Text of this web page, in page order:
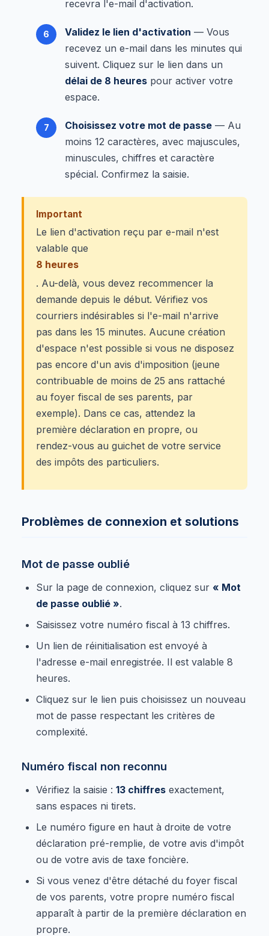
recevra l'e-mail d'activation.
Validez le lien d'activation — Vous
recevez un e-mail dans les minutes qui
suivent. Cliquez sur le lien dans un
délai de 8 heures pour activer votre
espace.
Choisissez votre mot de passe — Au
moins 12 caractères, avec majuscules,
minuscules, chiffres et caractère
spécial. Confirmez la saisie.
Important
Le lien d'activation reçu par e-mail n'est
valable que
8 heures
. Au-delà, vous devez recommencer la
demande depuis le début. Vérifiez vos
courriers indésirables si l'e-mail n'arrive
pas dans les 15 minutes. Aucune création
d'espace n'est possible si vous ne disposez
pas encore d'un avis d'imposition (jeune
contribuable de moins de 25 ans rattaché
au foyer fiscal de ses parents, par
exemple). Dans ce cas, attendez la
première déclaration en propre, ou
rendez-vous au guichet de votre service
des impôts des particuliers.
Problèmes de connexion et solutions
Mot de passe oublié
Sur la page de connexion, cliquez sur « Mot
de passe oublié ».
Saisissez votre numéro fiscal à 13 chiffres.
Un lien de réinitialisation est envoyé à
l'adresse e-mail enregistrée. Il est valable 8
heures.
Cliquez sur le lien puis choisissez un nouveau
mot de passe respectant les critères de
complexité.
Numéro fiscal non reconnu
Vérifiez la saisie : 13 chiffres exactement,
sans espaces ni tirets.
Le numéro figure en haut à droite de votre
déclaration pré-remplie, de votre avis d'impôt
ou de votre avis de taxe foncière.
Si vous venez d'être détaché du foyer fiscal
de vos parents, votre propre numéro fiscal
apparaît à partir de la première déclaration en
propre.